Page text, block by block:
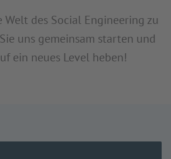
Welt des Social Engineering zu
uns gemeinsam starten und
ein neues Level heben!